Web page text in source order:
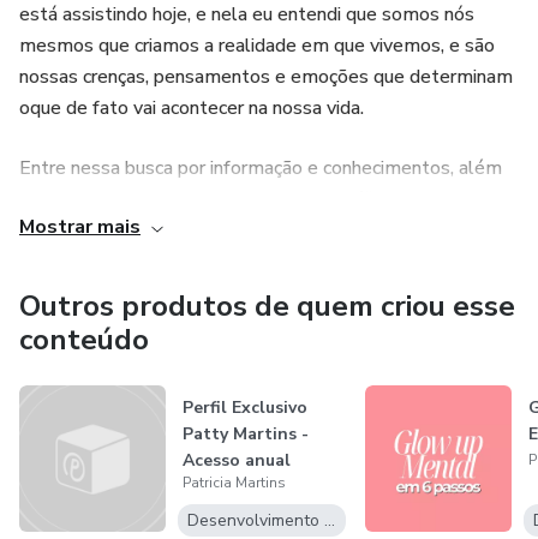
está assistindo hoje, e nela eu entendi que somos nós
mesmos que criamos a realidade em que vivemos, e são
nossas crenças, pensamentos e emoções que determinam
oque de fato vai acontecer na nossa vida.
Entre nessa busca por informação e conhecimentos, além
explanassem como manifestamos de acordo com oque
ajudar mulheres incríveis a utilizar esse poder e manifestar
a vida que realmente merecem e desejam.
Mostrar mais
Outros produtos de quem criou esse
conteúdo
Perfil Exclusivo
Patty Martins -
Acesso anual
Patricia Martins
Desenvolvimento Pessoal